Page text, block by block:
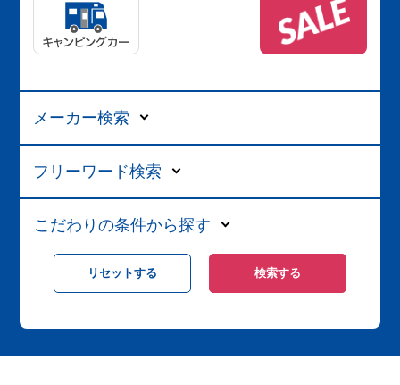
メーカー検索
フリーワード検索
こだわりの条件から探す